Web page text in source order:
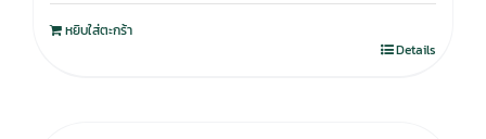
หยิบใส่ตะกร้า
Details